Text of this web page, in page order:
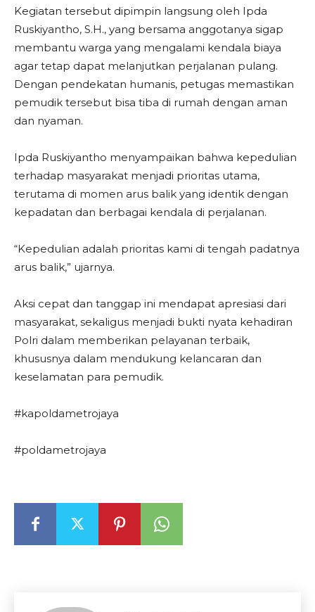
Kegiatan tersebut dipimpin langsung oleh Ipda
Ruskiyantho, S.H., yang bersama anggotanya sigap
membantu warga yang mengalami kendala biaya
agar tetap dapat melanjutkan perjalanan pulang.
Dengan pendekatan humanis, petugas memastikan
pemudik tersebut bisa tiba di rumah dengan aman
dan nyaman.
Ipda Ruskiyantho menyampaikan bahwa kepedulian
terhadap masyarakat menjadi prioritas utama,
terutama di momen arus balik yang identik dengan
kepadatan dan berbagai kendala di perjalanan.
“Kepedulian adalah prioritas kami di tengah padatnya
arus balik,” ujarnya.
Aksi cepat dan tanggap ini mendapat apresiasi dari
masyarakat, sekaligus menjadi bukti nyata kehadiran
Polri dalam memberikan pelayanan terbaik,
khususnya dalam mendukung kelancaran dan
keselamatan para pemudik.
#kapoldametrojaya
#poldametrojaya